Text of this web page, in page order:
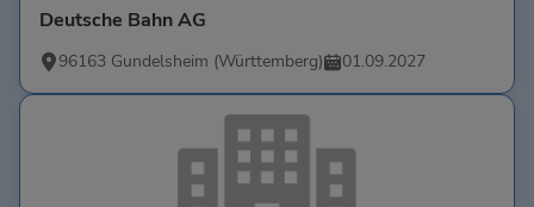
Deutsche Bahn AG
96163 Gundelsheim (Württemberg) 01.09.2027